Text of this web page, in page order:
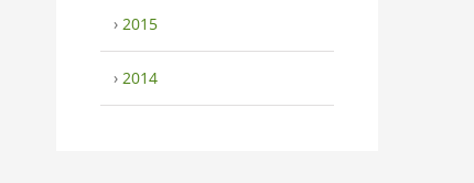
› 2015
› 2014